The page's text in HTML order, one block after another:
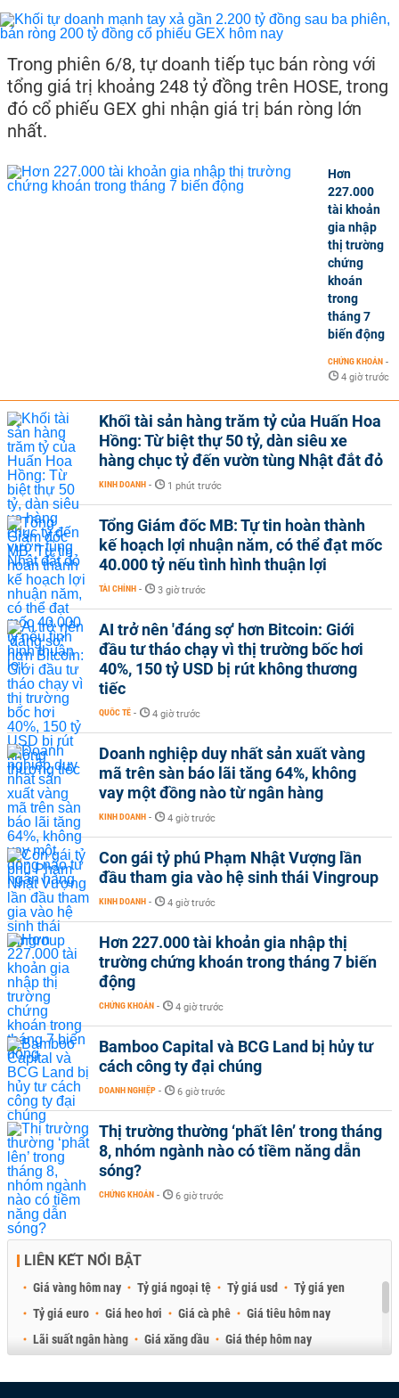
Trong phiên 6/8, tự doanh tiếp tục bán ròng với
tổng giá trị khoảng 248 tỷ đồng trên HOSE, trong
đó cổ phiếu GEX ghi nhận giá trị bán ròng lớn
nhất.
Hơn
227.000
tài khoản
gia nhập
thị trường
chứng
khoán
trong
tháng 7
biến động
CHỨNG KHOÁN -
4 giờ trước
Khối tài sản hàng trăm tỷ của Huấn Hoa
Hồng: Từ biệt thự 50 tỷ, dàn siêu xe
hàng chục tỷ đến vườn tùng Nhật đắt đỏ
KINH DOANH - 1 phút trước
Tổng Giám đốc MB: Tự tin hoàn thành
kế hoạch lợi nhuận năm, có thể đạt mốc
40.000 tỷ nếu tình hình thuận lợi
TÀI CHÍNH - 3 giờ trước
AI trở nên 'đáng sợ' hơn Bitcoin: Giới
đầu tư tháo chạy vì thị trường bốc hơi
40%, 150 tỷ USD bị rút không thương
tiếc
QUỐC TẾ - 4 giờ trước
Doanh nghiệp duy nhất sản xuất vàng
mã trên sàn báo lãi tăng 64%, không
vay một đồng nào từ ngân hàng
KINH DOANH - 4 giờ trước
Con gái tỷ phú Phạm Nhật Vượng lần
đầu tham gia vào hệ sinh thái Vingroup
KINH DOANH - 4 giờ trước
Hơn 227.000 tài khoản gia nhập thị
trường chứng khoán trong tháng 7 biến
động
CHỨNG KHOÁN - 4 giờ trước
Bamboo Capital và BCG Land bị hủy tư
cách công ty đại chúng
DOANH NGHIỆP - 6 giờ trước
Thị trường thường ‘phất lên’ trong tháng
8, nhóm ngành nào có tiềm năng dẫn
sóng?
CHỨNG KHOÁN - 6 giờ trước
LIÊN KẾT NỔI BẬT
Giá vàng hôm nay Tỷ giá ngoại tệ Tỷ giá usd
Tỷ giá yen
Tỷ giá euro
Giá heo hơi Giá cà phê
Giá tiêu hôm nay
Lãi suất ngân hàng
Giá xăng dầu
Giá thép hôm nay